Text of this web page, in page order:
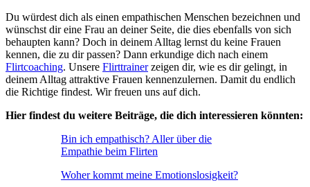
Du würdest dich als einen empathischen Menschen bezeichnen und
wünschst dir eine Frau an deiner Seite, die dies ebenfalls von sich
behaupten kann? Doch in deinem Alltag lernst du keine Frauen
kennen, die zu dir passen? Dann erkundige dich nach einem
Flirtcoaching. Unsere Flirttrainerzeigen dir, wie es dir gelingt, in
deinem Alltag attraktive Frauen kennenzulernen. Damit du endlich
die Richtige findest. Wir freuen uns auf dich.
Hier findest du weitere Beiträge, die dich interessieren könnten:
Bin ich empathisch? Aller über die
Empathie beim Flirten
Woher kommt meine Emotionslosigkeit?